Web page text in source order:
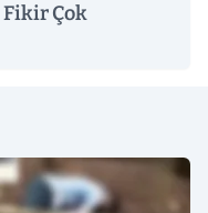
Çok